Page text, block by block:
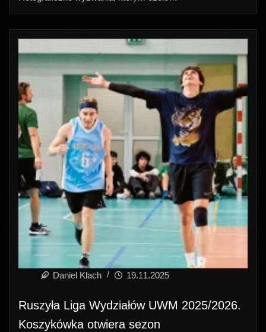
Daniel Klach 19.11.2025
Ruszyła Liga Wydziałów UWM 2025/2026.
Koszykówka otwiera sezon